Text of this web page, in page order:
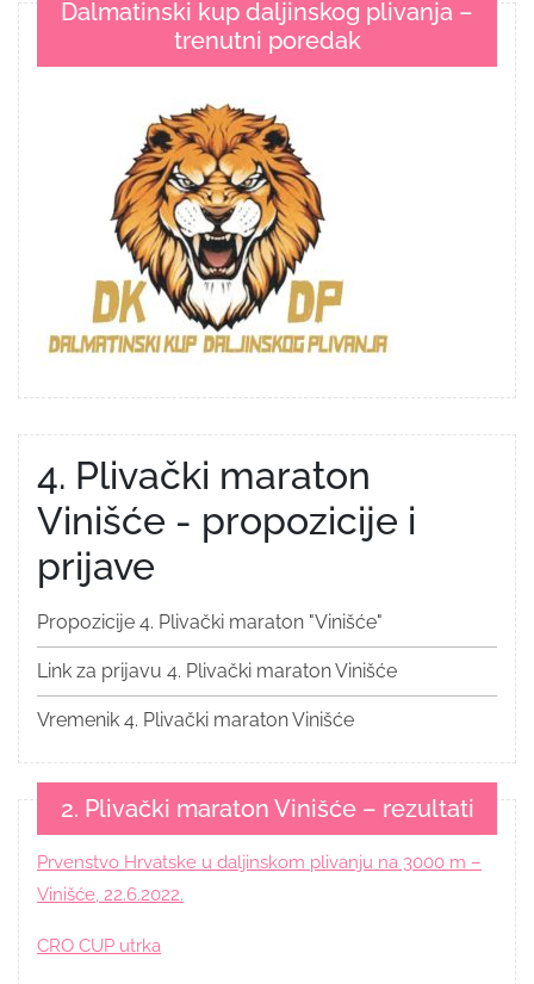
Post
Dalmatinski kup daljinskog plivanja –
trenutni poredak
4. Plivački maraton
Vinišće - propozicije i
prijave
Propozicije 4. Plivački maraton "Vinišće"
Link za prijavu 4. Plivački maraton Vinišće
Vremenik 4. Plivački maraton Vinišće
2. Plivački maraton Vinišće – rezultati
Prvenstvo Hrvatske u daljinskom plivanju na 3000 m –
Vinišće, 22.6.2022.
CRO CUP utrka